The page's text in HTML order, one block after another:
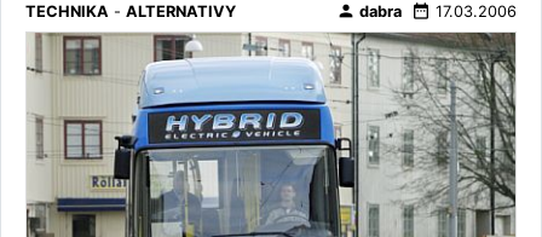
TECHNIKA - ALTERNATIVY person dabra date_range 17.03.2006